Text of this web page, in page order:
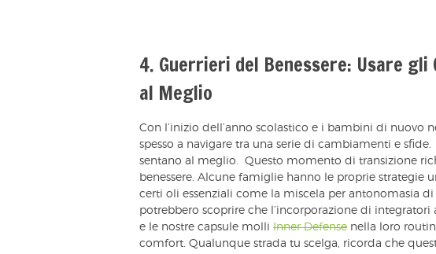
4. Guerrieri del Benessere: Usare
al Meglio
Con l’inizio dell’anno scolastico e i bambini di nuovo
spesso a navigare tra una serie di cambiamenti e
sentano al meglio. Questo momento di transizione
benessere. Alcune famiglie hanno le proprie strategie
certi oli essenziali come la miscela per antonomasia di
potrebbero scoprire che l’incorporazione di
e le nostre capsule molli Inner Defense nella loro
comfort. Qualunque strada tu scelga, ricorda che